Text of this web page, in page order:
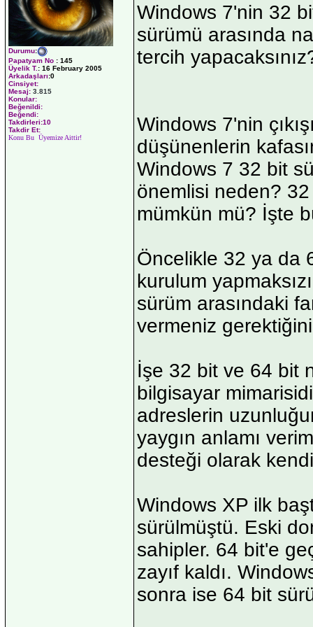
Durumu:
Papatyam No : 145
Üyelik T.: 16 February 2005
Arkadaşları:0
Cinsiyet:
Mesaj: 3.815
Konular:
Beğenildi:
Beğendi:
Takdirleri:10
Takdir Et:
Konu Bu Üyemize Aittir!
Windows 7'nin 32
sürümü arasında
tercih
Windows 7'nin
düşünenlerin
Windows 7 32 bit
önemlisi neden?
mümkün mü? İşte
Öncelikle 32 ya da
kurulum
sürüm arasındaki
vermeniz
İşe 32 bit ve 64 bit
bilgisayar
adreslerin
yaygın anlamı
desteği olarak
Windows XP ilk
sürülmüştü. Eski
sahipler. 64 bit'e
zayıf kaldı.
sonra ise 64 bit